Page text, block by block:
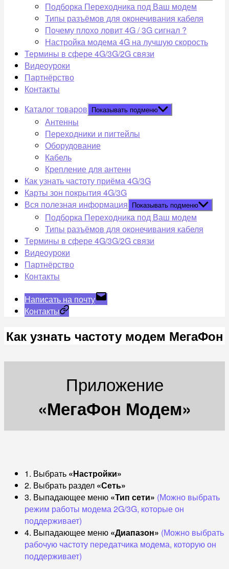
Подборка Переходника под Ваш модем
Типы разъёмов для оконечивания кабеля
Почему плохо ловит 4G / 3G сигнал ?
Настройка модема 4G на лучшую скорость
Термины в сфере 4G/3G/2G связи
Видеоуроки
Партнёрство
Контакты
Каталог товаров Показывать подменю
Антенны
Переходники и пигтейлы
Оборудование
Кабель
Крепление для антенн
Как узнать частоту приёма 4G/3G
Карты зон покрытия 4G/3G
Вся полезная информация Показывать подменю
Подборка Переходника под Ваш модем
Типы разъёмов для оконечивания кабеля
Термины в сфере 4G/3G/2G связи
Видеоуроки
Партнёрство
Контакты
Написать на почту
Контакты
Как узнать частоту модем МегаФон
Приложение
«МегаФон Модем»
1. Выбрать «Настройки»
2. Выбрать раздел «Сеть»
3. Выпадающее меню «Тип сети» (Можно выбрать
режим работы модема 2G/3G, которые он
поддерживает)
4. Выпадающее меню «Диапазон» (Можно выбрать
рабочую частоту передатчика модема, которую он
поддерживает)